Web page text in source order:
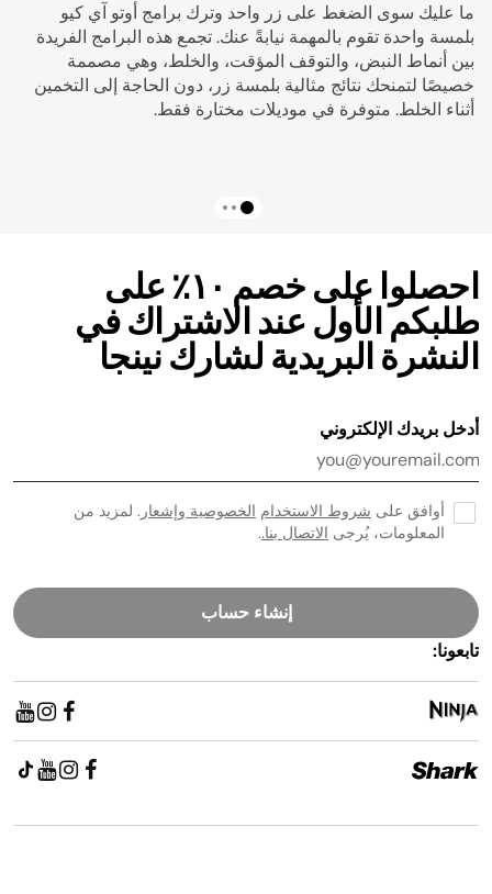
ما عليك سوى الضغط على زر واحد وترك برامج أوتو آي كيو
بلمسة واحدة تقوم بالمهمة نيابةً عنك. تجمع هذه البرامج الفريدة
بين أنماط النبض، والتوقف المؤقت، والخلط، وهي مصممة
خصيصًا لتمنحك نتائج مثالية بلمسة زر، دون الحاجة إلى التخمين
أثناء الخلط. متوفرة في موديلات مختارة فقط.
احصلوا على خصم ١٠٪ على
طلبكم الأول عند الاشتراك في
النشرة البريدية لشارك نينجا
أدخل بريدك الإلكتروني
أوافق على شروط الاستخدام الخصوصية وإشعار . لمزيد من
المعلومات، يُرجى الاتصال بنا..
إنشاء حساب
تابعونا: